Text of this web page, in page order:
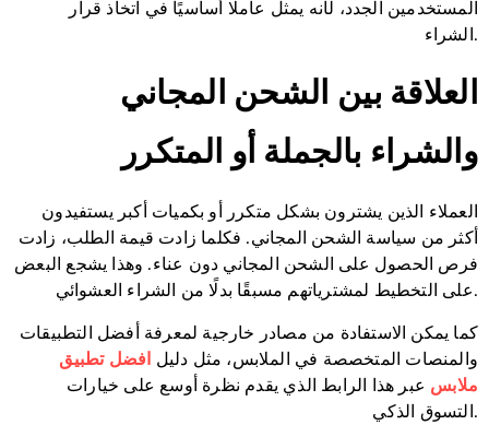
المستخدمين الجدد، لأنه يمثل عاملًا أساسيًا في اتخاذ قرار
الشراء.
العلاقة بين الشحن المجاني
والشراء بالجملة أو المتكرر
العملاء الذين يشترون بشكل متكرر أو بكميات أكبر يستفيدون
أكثر من سياسة الشحن المجاني. فكلما زادت قيمة الطلب، زادت
فرص الحصول على الشحن المجاني دون عناء. وهذا يشجع البعض
على التخطيط لمشترياتهم مسبقًا بدلًا من الشراء العشوائي.
كما يمكن الاستفادة من مصادر خارجية لمعرفة أفضل التطبيقات
والمنصات المتخصصة في الملابس، مثل دليل افضل تطبيق
ملابس عبر هذا الرابط الذي يقدم نظرة أوسع على خيارات
التسوق الذكي.